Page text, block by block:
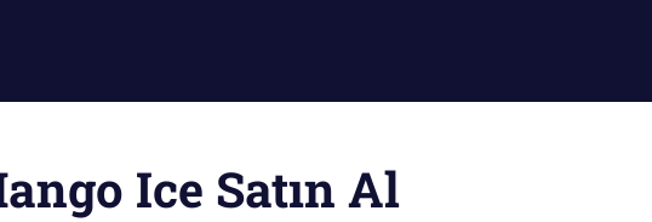
Ice Satın Al